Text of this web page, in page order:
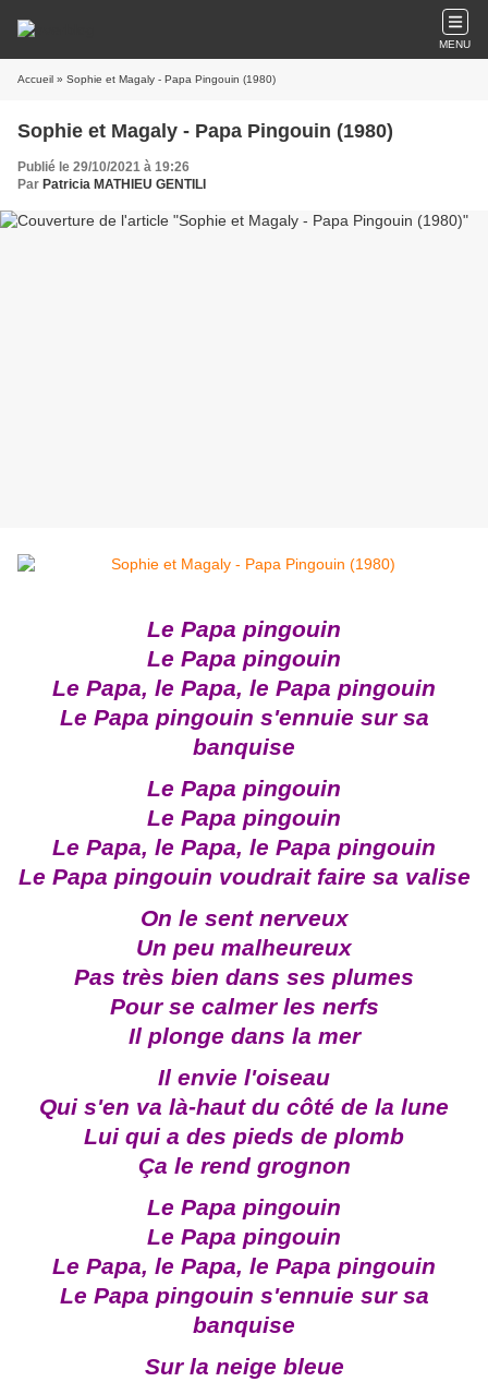
MENU
Accueil » Sophie et Magaly - Papa Pingouin (1980)
Sophie et Magaly - Papa Pingouin (1980)
Publié le 29/10/2021 à 19:26
Par Patricia MATHIEU GENTILI
Le Papa pingouin
Le Papa pingouin
Le Papa, le Papa, le Papa pingouin
Le Papa pingouin s'ennuie sur sa
banquise
Le Papa pingouin
Le Papa pingouin
Le Papa, le Papa, le Papa pingouin
Le Papa pingouin voudrait faire sa valise
On le sent nerveux
Un peu malheureux
Pas très bien dans ses plumes
Pour se calmer les nerfs
Il plonge dans la mer
Il envie l'oiseau
Qui s'en va là-haut du côté de la lune
Lui qui a des pieds de plomb
Ça le rend grognon
Le Papa pingouin
Le Papa pingouin
Le Papa, le Papa, le Papa pingouin
Le Papa pingouin s'ennuie sur sa
banquise
Sur la neige bleue